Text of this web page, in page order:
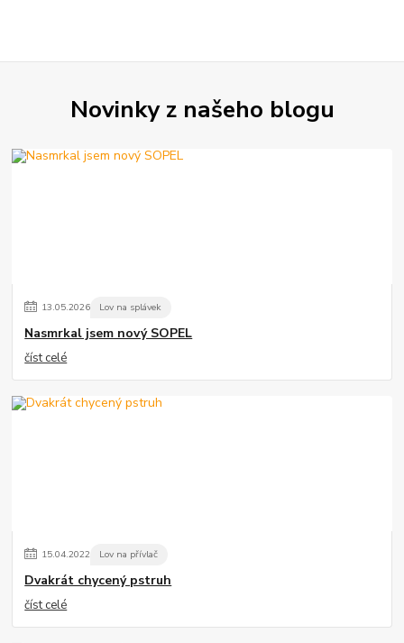
Novinky z našeho blogu
13.05.2026 Lov na splávek
Nasmrkal jsem nový SOPEL
číst celé
15.04.2022 Lov na přívlač
Dvakrát chycený pstruh
číst celé